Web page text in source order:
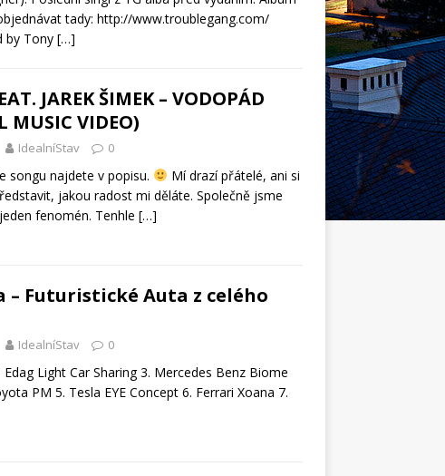
tady: http://www.troublegang.com/
by Tony […]
JAREK ŠIMEK – VODOPÁD
MUSIC VIDEO)
IdealníStav 0
songu najdete v popisu.
Mí drazí přátelé, ani si
jakou radost mi děláte. Společně jsme
fenomén. Tenhle […]
– Futuristické Auta z celého
IdealníStav 0
Edag Light Car Sharing 3. Mercedes Benz Biome
PM 5. Tesla EYE Concept 6. Ferrari Xoana 7.